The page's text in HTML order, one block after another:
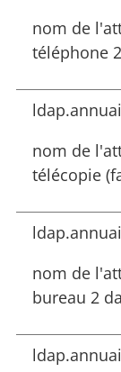
nom de
téléphone
nom de
télécopie
nom de
bureau 2